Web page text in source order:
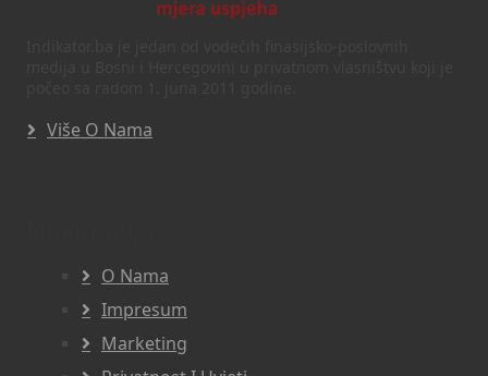
Više O Nama
O Nama
Impresum
Marketing